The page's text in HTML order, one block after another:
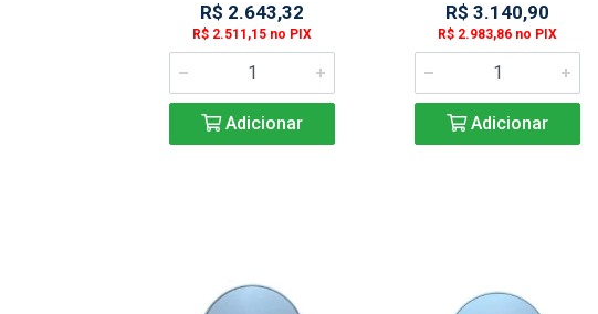
R$ 2.643,32
R$ 2.511,15 no PIX
Adicionar
R$ 3.140,90
R$ 2.983,86 no PIX
Adicionar